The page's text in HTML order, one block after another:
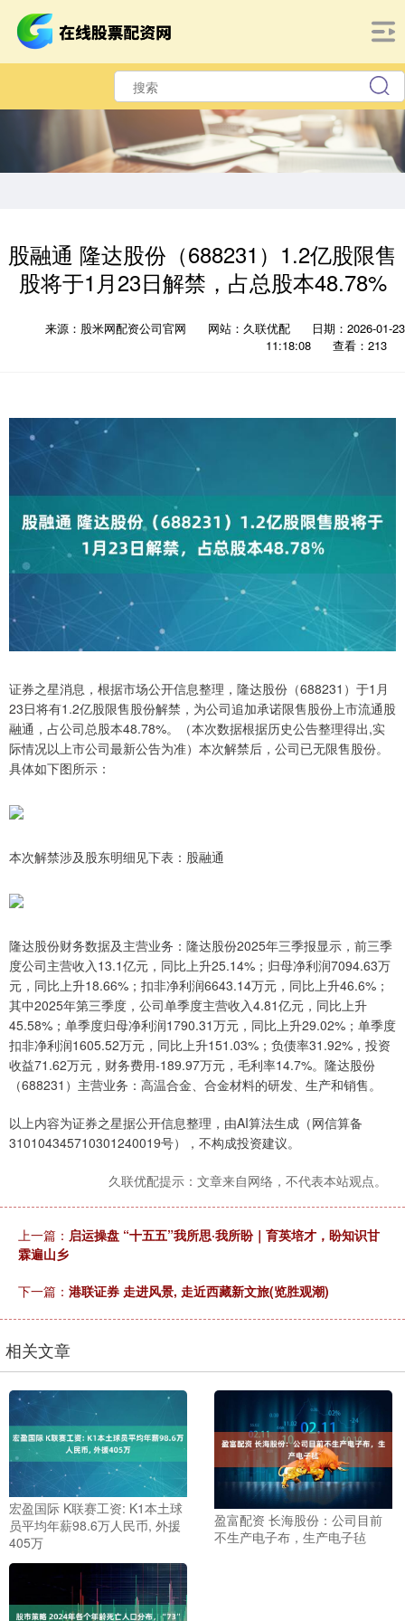
股融通 隆达股份（688231）1.2亿股限售
股将于1月23日解禁，占总股本48.78%
来源：股米网配资公司官网 网站：久联优配
日期：2026-01-23
11:18:08
查看：213
证券之星消息，根据市场公开信息整理，隆达股份（688231）于1月
23日将有1.2亿股限售股份解禁，为公司追加承诺限售股份上市流通股
融通，占公司总股本48.78%。（本次数据根据历史公告整理得出,实
际情况以上市公司最新公告为准）本次解禁后，公司已无限售股份。
具体如下图所示：
本次解禁涉及股东明细见下表：股融通
隆达股份财务数据及主营业务：隆达股份2025年三季报显示，前三季
度公司主营收入13.1亿元，同比上升25.14%；归母净利润7094.63万
元，同比上升18.66%；扣非净利润6643.14万元，同比上升46.6%；
其中2025年第三季度，公司单季度主营收入4.81亿元，同比上升
45.58%；单季度归母净利润1790.31万元，同比上升29.02%；单季度
扣非净利润1605.52万元，同比上升151.03%；负债率31.92%，投资
收益71.62万元，财务费用-189.97万元，毛利率14.7%。隆达股份
（688231）主营业务：高温合金、合金材料的研发、生产和销售。
以上内容为证券之星据公开信息整理，由AI算法生成（网信算备
310104345710301240019号），不构成投资建议。
久联优配提示：文章来自网络，不代表本站观点。
上一篇： 启运操盘 “十五五”我所思·我所盼｜育英培才，盼知识甘
霖遍山乡
下一篇： 港联证券 走进风景, 走近西藏新文旅(览胜观潮)
相关文章
宏盈国际 K联赛工资: K1本土球
员平均年薪98.6万人民币, 外援
405万
盈富配资 长海股份：公司目前
不生产电子布，生产电子毡